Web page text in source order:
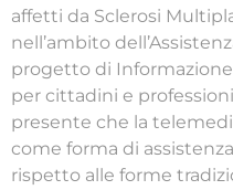
affetti da Sclerosi
nell’ambito
progetto di
per cittadini e
presente che la
come forma di
rispetto alle forme